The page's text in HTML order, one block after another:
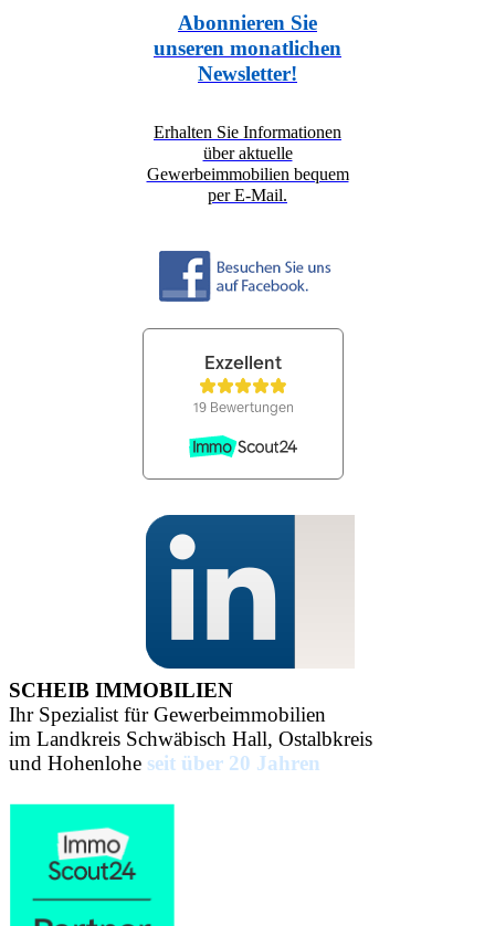
Abonnieren Sie
unseren monatlichen
Newsletter!
Erhalten Sie Informationen
über aktuelle
Gewerbeimmobilien bequem
per E-Mail.
SCHEIB IMMOBILIEN
Ihr Spezialist für Gewerbeimmobilien
im Landkreis Schwäbisch Hall, Ostalbkreis
und Hohenlohe seit über 20 Jahren